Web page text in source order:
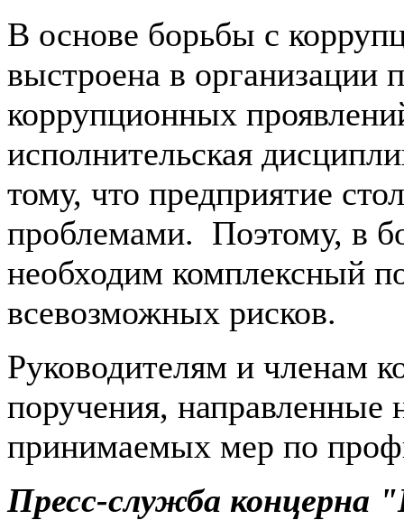
В основе борьбы с
выстроена в
коррупционных
исполнительская
тому, что предприятие
проблемами. Поэтому, в
необходим комплексный
всевозможных рисков.
Руководителям и членам
поручения,
принимаемых мер по
Пресс-служба концерна